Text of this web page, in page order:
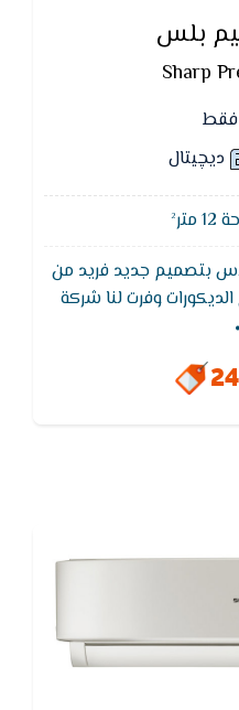
بلس
Sharp
فقط
ديچيتال
بتصميم جديد فريد من
وفرت لنا شركة
بالبلازما التي تقضي على
في اقل جهد كهربائي